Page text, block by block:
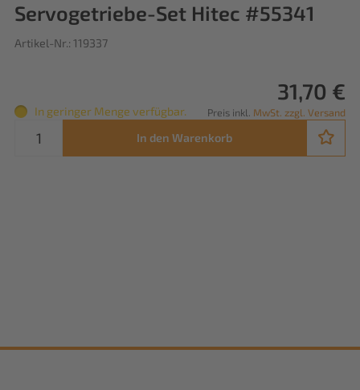
Servogetriebe-Set Hitec #55341
Artikel-Nr.: 119337
31,70 €
Preis inkl. MwSt. zzgl. Versand
In geringer Menge verfügbar.
In den Warenkorb